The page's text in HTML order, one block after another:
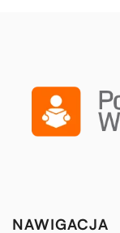
NAWIGACJA